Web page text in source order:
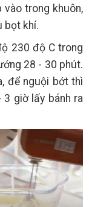
vào trong khuôn,
bọt khí.
230 độ C trong
28 - 30 phút.
để nguội bớt thì
3 giờ lấy bánh ra